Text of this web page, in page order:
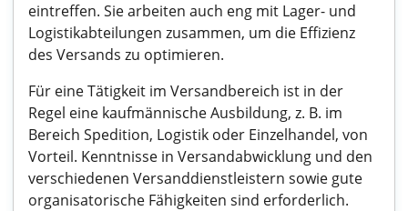
eintreffen. Sie arbeiten auch eng mit Lager- und
Logistikabteilungen zusammen, um die Effizienz
des Versands zu optimieren.
Für eine Tätigkeit im Versandbereich ist in der
Regel eine kaufmännische Ausbildung, z. B. im
Bereich Spedition, Logistik oder Einzelhandel, von
Vorteil. Kenntnisse in Versandabwicklung und den
verschiedenen Versanddienstleistern sowie gute
organisatorische Fähigkeiten sind erforderlich.